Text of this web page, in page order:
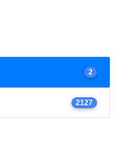
2
2127